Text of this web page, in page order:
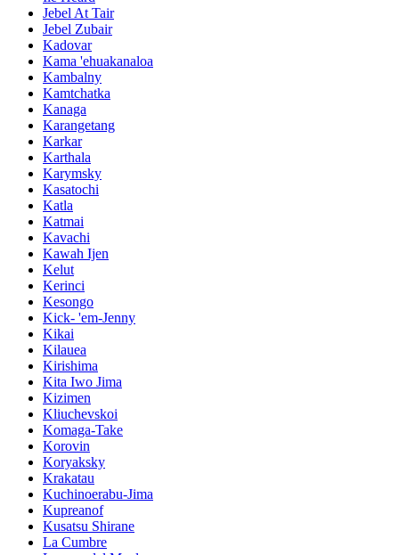
Jebel At Tair
Jebel Zubair
Kadovar
Kama 'ehuakanaloa
Kambalny
Kamtchatka
Kanaga
Karangetang
Karkar
Karthala
Karymsky
Kasatochi
Katla
Katmai
Kavachi
Kawah Ijen
Kelut
Kerinci
Kesongo
Kick- 'em-Jenny
Kikai
Kilauea
Kirishima
Kita Iwo Jima
Kizimen
Kliuchevskoi
Komaga-Take
Korovin
Koryaksky
Krakatau
Kuchinoerabu-Jima
Kupreanof
Kusatsu Shirane
La Cumbre